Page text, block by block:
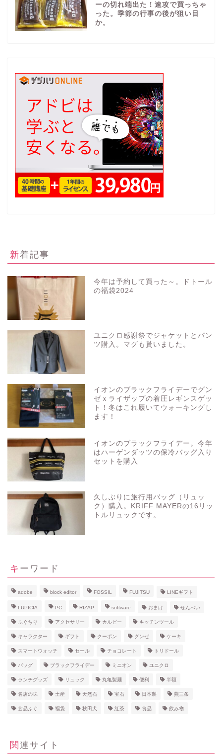
ーの切れ端出た！速攻で買っちゃ
った。季節の行事の後が狙い目
か。
新着記事
今年は予約して買った～。ドトール
の福袋2024
ユニクロ感謝祭でジャケットとパン
ツ購入。マグも貰いました。
イオンのブラックフライデーでグン
ゼｘライザップの着圧レギンスゲッ
ト！冬はこれ履いてウォーキングし
ます！
イオンのブラックフライデー。今年
はハーゲンダッツの保冷バッグ入り
セットを購入
久しぶりに旅行用バッグ（リュッ
ク）購入。KRIFF MAYERの16リッ
トルリュックです。
キーワード
adobe block editor FOSSIL FUJITSU LINEギフト
LUPICIA PC RIZAP software おまけ せんべい
ふぐちり アクセサリー カルビー キッチンツール
キャラクター ギフト クーポン グンゼ ケーキ
スマートウォッチ セール チョコレート トリドール
バッグ ブラックフライデー ミニオン ユニクロ
ランチグッズ リュック 丸亀製麺 便利 半額
名店の味 土産 天然石 宝石 日本製 燕三条
玄品ふぐ 福袋 秋田犬 紅茶 食品 飲み物
関連サイト